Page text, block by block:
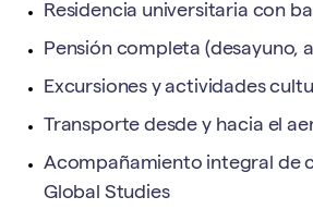
Residencia universitaria con
Pensión completa (desayuno,
Excursiones y actividades
Transporte desde y hacia el
Acompañamiento integral de
Global Studies